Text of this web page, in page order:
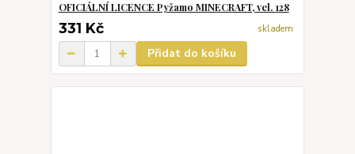
OFICIÁLNÍ LICENCE Pyžamo MINECRAFT, vel. 128
331 Kč skladem
Přidat do košíku